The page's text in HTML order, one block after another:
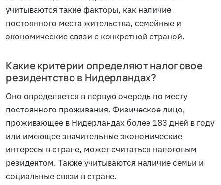
учитываются такие факторы, как наличие
постоянного места жительства, семейные и
экономические связи с конкретной страной.
Какие критерии определяют налоговое
резидентство в Нидерландах?
Оно определяется в первую очередь по месту
постоянного проживания. Физическое лицо,
проживающее в Нидерландах более 183 дней в году
или имеющее значительные экономические
интересы в стране, может считаться налоговым
резидентом. Также учитываются наличие семьи и
социальные связи в стране.